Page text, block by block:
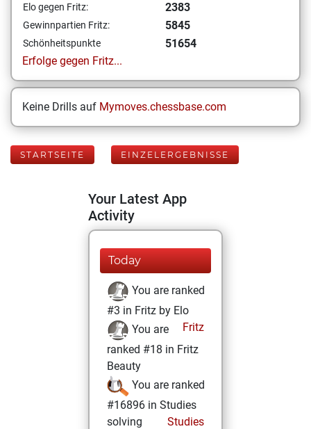
Elo gegen Fritz: 2383
Gewinnpartien Fritz: 5845
Schönheitspunkte
51654
Erfolge gegen Fritz...
Keine Drills auf Mymoves.chessbase.com
STARTSEITE EINZELERGEBNISSE
Your Latest App
Activity
Today
You are ranked
#3 in Fritz by Elo
Fritz
You are
ranked #18 in Fritz
Beauty
You are ranked
#16896 in Studies
solving
Studies